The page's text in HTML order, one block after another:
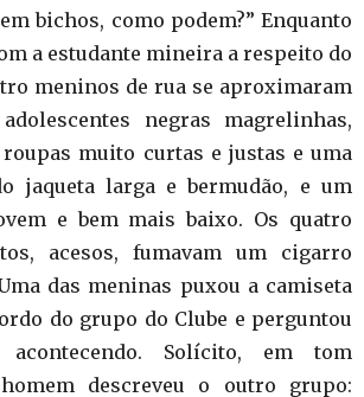
bichos, como podem?” Enquanto
a estudante mineira a respeito do
meninos de rua se aproximaram
negras magrelinhas,
muito curtas e justas e uma
jaqueta larga e bermudão, e um
e bem mais baixo. Os quatro
acesos, fumavam um cigarro
das meninas puxou a camiseta
do grupo do Clube e perguntou
Solícito, em tom
descreveu o outro grupo: